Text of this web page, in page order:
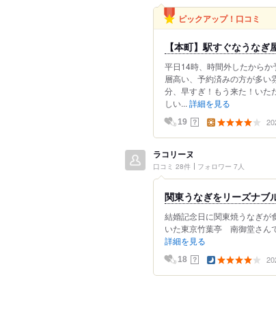
ピックアップ！口コミ
【本町】駅すぐなうなぎ
平日14時、時間外したから
層高い、予約済みの方が多い
分、早すぎ！もう来た！いた
しい... 詳細を見る
19 ？
ラコリーヌ
口コミ 28件 フォロワー 7人
関東うなぎをリーズナブ
結婚記念日に関東焼うなぎが
いた東京竹葉亭 南御堂さん
詳細を見る
18 ？